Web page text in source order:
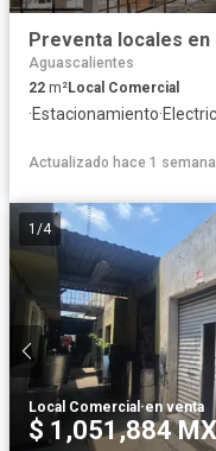
Aguascalientes
22 m²Local Comercial
·Estacionamiento·
Actualizado hace 1 semana
1 /4
Local Comercial ·en venta
$ 1,051,884